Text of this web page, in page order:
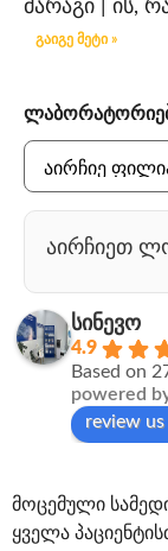
მარაგი | ის,
გაიგე მეტი »
აირჩიეთ
სინევო
4.9
Based on
powered
review us
მოცემული
ყველა